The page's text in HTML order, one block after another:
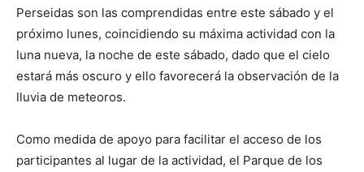
Perseidas son las comprendidas entre este sábado y el
próximo lunes, coincidiendo su máxima actividad con la
luna nueva, la noche de este sábado, dado que el cielo
estará más oscuro y ello favorecerá la observación de la
lluvia de meteoros.
Como medida de apoyo para facilitar el acceso de los
participantes al lugar de la actividad, el Parque de los